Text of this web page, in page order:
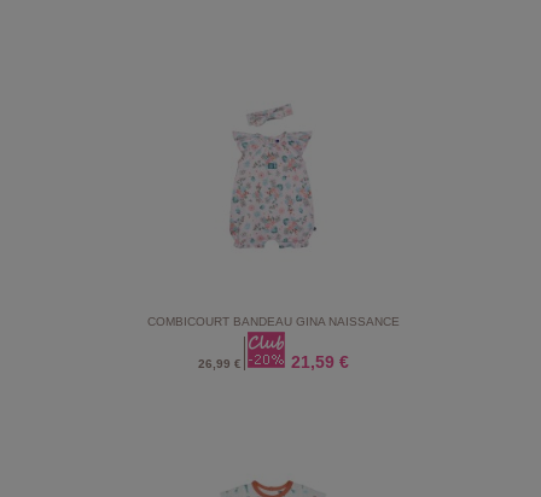
COMBICOURT BANDEAU GINA NAISSANCE
26,99 € 21,59 €